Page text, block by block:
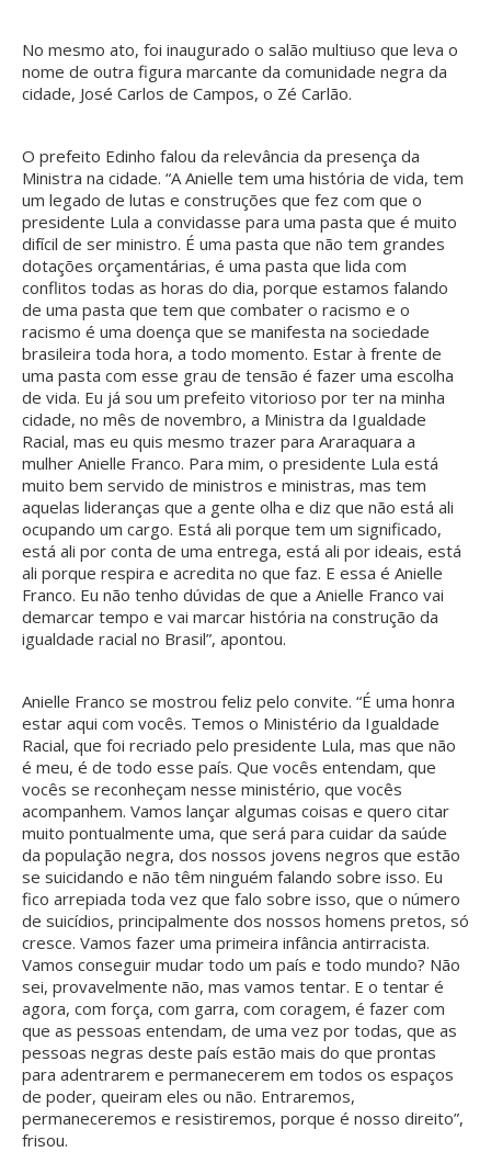
No mesmo ato, foi inaugurado o salão multiuso que leva o
nome de outra figura marcante da comunidade negra da
cidade, José Carlos de Campos, o Zé Carlão.
O prefeito Edinho falou da relevância da presença da
Ministra na cidade. “A Anielle tem uma história de vida, tem
um legado de lutas e construções que fez com que o
presidente Lula a convidasse para uma pasta que é muito
difícil de ser ministro. É uma pasta que não tem grandes
dotações orçamentárias, é uma pasta que lida com
conflitos todas as horas do dia, porque estamos falando
de uma pasta que tem que combater o racismo e o
racismo é uma doença que se manifesta na sociedade
brasileira toda hora, a todo momento. Estar à frente de
uma pasta com esse grau de tensão é fazer uma escolha
de vida. Eu já sou um prefeito vitorioso por ter na minha
cidade, no mês de novembro, a Ministra da Igualdade
Racial, mas eu quis mesmo trazer para Araraquara a
mulher Anielle Franco. Para mim, o presidente Lula está
muito bem servido de ministros e ministras, mas tem
aquelas lideranças que a gente olha e diz que não está ali
ocupando um cargo. Está ali porque tem um significado,
está ali por conta de uma entrega, está ali por ideais, está
ali porque respira e acredita no que faz. E essa é Anielle
Franco. Eu não tenho dúvidas de que a Anielle Franco vai
demarcar tempo e vai marcar história na construção da
igualdade racial no Brasil”, apontou.
Anielle Franco se mostrou feliz pelo convite. “É uma honra
estar aqui com vocês. Temos o Ministério da Igualdade
Racial, que foi recriado pelo presidente Lula, mas que não
é meu, é de todo esse país. Que vocês entendam, que
vocês se reconheçam nesse ministério, que vocês
acompanhem. Vamos lançar algumas coisas e quero citar
muito pontualmente uma, que será para cuidar da saúde
da população negra, dos nossos jovens negros que estão
se suicidando e não têm ninguém falando sobre isso. Eu
fico arrepiada toda vez que falo sobre isso, que o número
de suicídios, principalmente dos nossos homens pretos, só
cresce. Vamos fazer uma primeira infância antirracista.
Vamos conseguir mudar todo um país e todo mundo? Não
sei, provavelmente não, mas vamos tentar. E o tentar é
agora, com força, com garra, com coragem, é fazer com
que as pessoas entendam, de uma vez por todas, que as
pessoas negras deste país estão mais do que prontas
para adentrarem e permanecerem em todos os espaços
de poder, queiram eles ou não. Entraremos,
permaneceremos e resistiremos, porque é nosso direito”,
frisou.